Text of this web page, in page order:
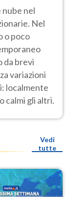
nel
Nel
o poco
da brevi
variazioni
localmente
calmi gli altri.
Vedi
tutte